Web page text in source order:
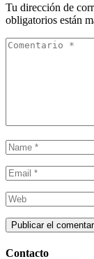
Tu dirección de
obligatorios están
Contacto